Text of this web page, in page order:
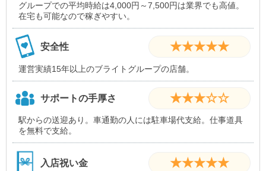
グループでの平均時給は4,000円～7,500円は業界でも高値。
在宅も可能なので稼ぎやすい。
安全性 ★★★★★
運営実績15年以上のブライトグループの店舗。
サポートの手厚さ ★★★☆☆
駅からの送迎あり。車通勤の人には駐車場代支給。仕事道具
を無料で支給。
入店祝い金 ★★★★★